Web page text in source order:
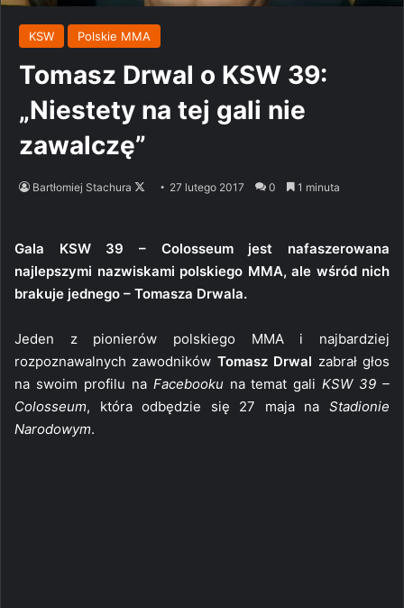
KSW Polskie MMA
Tomasz Drwal o KSW 39:
„Niestety na tej gali nie
zawalczę”
Bartłomiej Stachura
Follow27 lutego 2017 0 1 minuta
Gala KSW 39 – Colosseum jest nafaszerowana
najlepszymi nazwiskami polskiego MMA, ale wśród nich
brakuje jednego – Tomasza Drwala.
Jeden z pionierów polskiego MMA i najbardziej
rozpoznawalnych zawodników Tomasz Drwal zabrał głos
na swoim profilu na Facebookuna temat galiKSW 39 –
Colosseum, która odbędzie się 27 maja na Stadionie
Narodowym.